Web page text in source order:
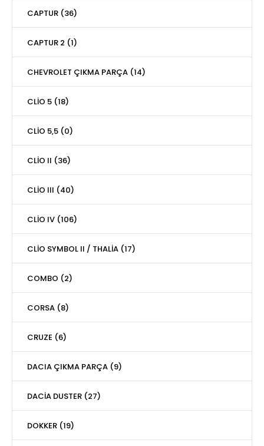
CAPTUR (36)
CAPTUR 2 (1)
CHEVROLET ÇIKMA PARÇA (14)
CLİO 5 (18)
CLİO 5,5 (0)
CLİO II (36)
CLİO III (40)
CLİO IV (106)
CLİO SYMBOL II / THALİA (17)
COMBO (2)
CORSA (8)
CRUZE (6)
DACIA ÇIKMA PARÇA (9)
DACİA DUSTER (27)
DOKKER (19)